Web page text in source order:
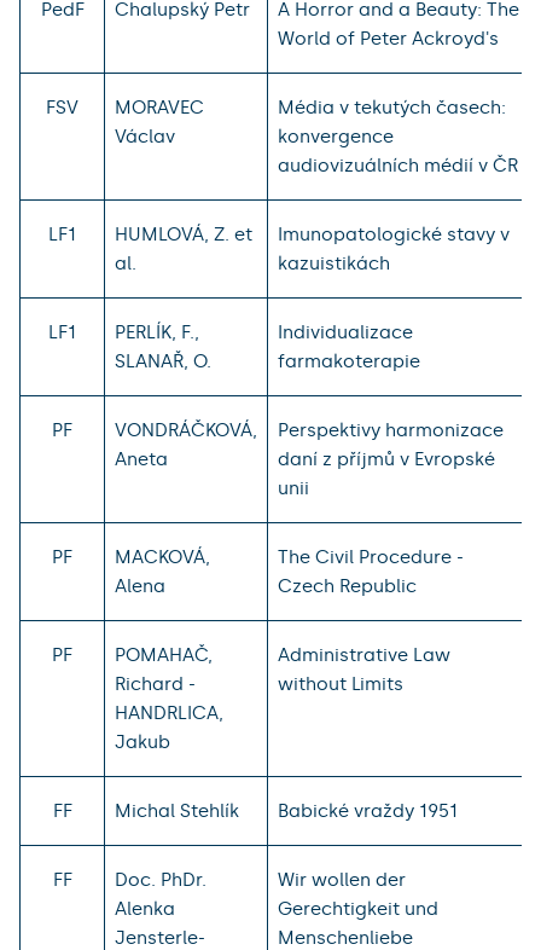
PedF Chalupský Petr
A Horror and a Beauty: The
World of Peter Ackroyd's
FSV
MORAVEC
Václav
Média v tekutých časech:
konvergence
audiovizuálních médií v ČR
LF1
HUMLOVÁ, Z. et
al.
Imunopatologické stavy v
kazuistikách
LF1
PERLÍK, F.,
SLANAŘ, O.
Individualizace
farmakoterapie
PF
VONDRÁČKOVÁ,
Aneta
Perspektivy harmonizace
daní z příjmů v Evropské
unii
PF
MACKOVÁ,
Alena
The Civil Procedure -
Czech Republic
PF
POMAHAČ,
Richard -
HANDRLICA,
Jakub
Administrative Law
without Limits
FF Michal Stehlík Babické vraždy 1951
FF
Doc. PhDr.
Alenka
Jensterle-
Wir wollen der
Gerechtigkeit und
Menschenliebe